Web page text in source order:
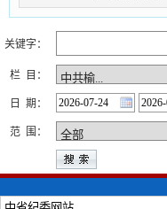
关键字：
栏 目：
日 期：
范 围：